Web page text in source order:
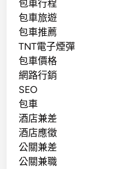
包車行程
包車旅遊
包車推薦
TNT電子煙彈
包車價格
網路行銷
SEO
包車
酒店兼差
酒店應徵
公關兼差
公關兼職